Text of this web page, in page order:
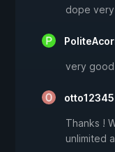
dope
very
otto12345
Thanks !
unlimited